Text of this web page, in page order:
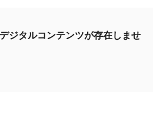
ジタルコンテンツが存在しませ